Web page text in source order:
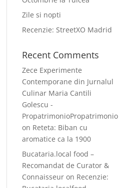
Zile si nopti
Recenzie: StreetXO Madrid
Recent Comments
Zece Experimente
Contemporane din Jurnalul
Culinar Maria Cantili
Golescu -
PropatrimonioPropatrimonio
on Reteta: Biban cu
aromatice ca la 1900
Bucataria.local food –
Recomandat de Curator &
Connaisseur on Recenzie: